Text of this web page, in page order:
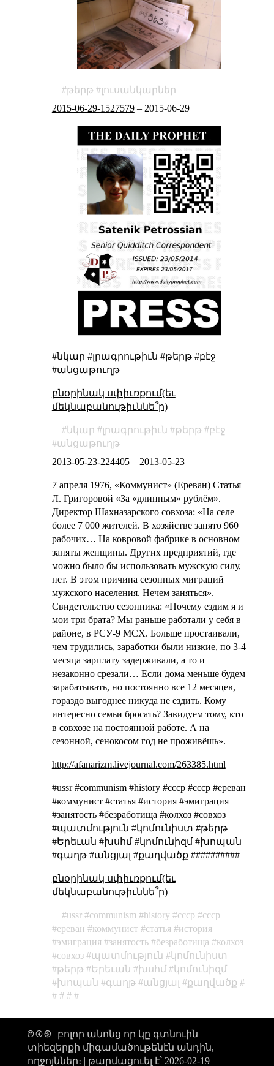
թերթ
լուսանկարներ
2015-06-29-1527579– 2015-06-29
#նկար #լրագրութիւն #թերթ #բէջ
#անցաթուղթ
բնօրինակ սփիւռքում(եւ
մեկնաբանութիւննե՞ր)
նկար լրագրութիւն թերթ
բէջ
անցաթուղթ
2013-05-23-224405– 2013-05-23
7 апреля 1976, «Коммунист» (Ереван)Статья
Л. Григоровой «За «длинным» рублём».
Директор Шахназарского совхоза: «На селе
более 7 000 жителей. В хозяйстве занято 960
рабочих… На ковровой фабрике в основном
заняты женщины. Других предприятий, где
можно было бы использовать мужскую силу,
нет. В этом причина сезонных миграций
мужского населения. Нечем заняться».
Свидетельство сезонника: «Почему ездим я и
мои три брата? Мы раньше работали у себя в
районе, в РСУ-9 МСХ. Больше простаивали,
чем трудились, заработки были низкие, по 3-4
месяца зарплату задерживали, а то и
незаконно срезали… Если дома меньше будем
зарабатывать, но постоянно все 12 месяцев,
гораздо выгоднее никуда не ездить. Кому
интересно семьи бросать? Завидуем тому, кто
в совхозе на постоянной работе. А на
сезонной, сенокосом год не проживёшь».
http://afanarizm.livejournal.com/263385.html
#ussr #communism #history #ссср #cccp #ереван
#коммунист #статья #история #эмиграция
#занятость #безработища #колхоз #совхоз
#պատմություն #կոմունիստ #թերթ
#Երեւան #խսհմ #կոմունիզմ #խոպան
#գաղթ #անցյալ #քաղվածք ##########
բնօրինակ սփիւռքում(եւ
մեկնաբանութիւննե՞ր)
ussr communism history ссср
cccp
ереван
коммунист статья
история
эмиграция
занятость безработища
колхоз
совхоз
պատմություն
կոմունիստ
թերթ
Երեւան խսհմ
կոմունիզմ
խոպան
գաղթ անցյալ քաղվածք
🅭 🅯 🄏 | բոլոր անոնց որ կը գտնուին
տիեզերքի միգամածութենէն անդին,
ողջոյններ։ | թարմացուել է՝ 2026-02-19